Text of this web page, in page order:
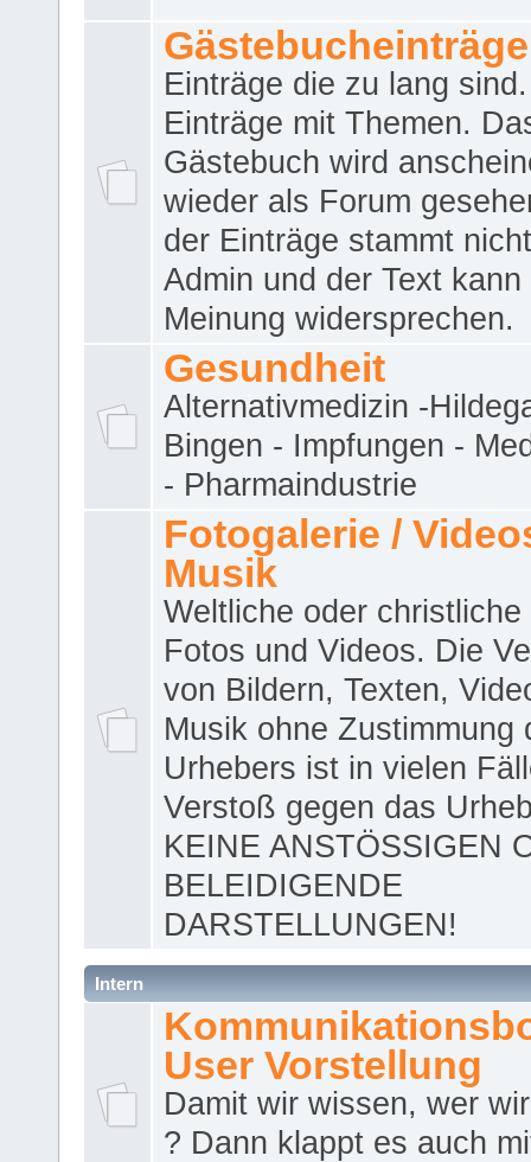
Gästebucheinträge
Einträge die zu lang
Einträge mit Themen.
Gästebuch wird
wieder als Forum
der Einträge stammt
Admin und der Text kann
Meinung widersprechen.
Gesundheit
Alternativmedizin -
Bingen - Impfungen -
- Pharmaindustrie
Fotogalerie /
Musik
Weltliche oder christliche
Fotos und Videos. Die
von Bildern, Texten,
Musik ohne Zustimmung
Urhebers ist in vielen
Verstoß gegen das
KEINE ANSTÖSSIGEN
BELEIDIGENDE
DARSTELLUNGEN!
Intern
User Vorstellung
Damit wir wissen, wer
? Dann klappt es auch